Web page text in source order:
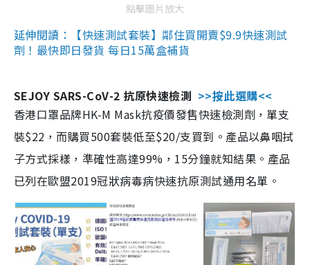
點擊圖片放大
延伸閱讀：【快速測試套裝】鄰住買開賣$9.9快速測試
劑！最快即日發貨 每日15萬盒補貨
SEJOY SARS-CoV-2 抗原快速檢測 >>按此選購<<
香港口罩品牌HK-M Mask抗疫價發售快速檢測劑，單支
裝$22，而購買500套裝低至$20/支買到。產品以鼻咽拭
子方式採樣，準確性高達99%，15分鐘就知結果。產品
已列在歐盟2019冠狀病毒病快速抗原測試通用名單。